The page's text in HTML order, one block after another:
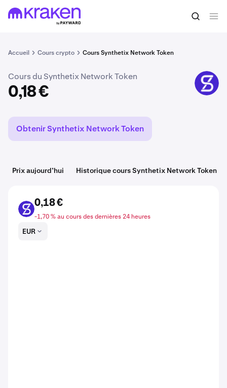
Accueil Cours crypto Cours Synthetix Network Token
0,18 € Acheter du SNX
Cours du Synthetix Network Token
0,18 €
SNX
Obtenir Synthetix Network Token
Prix aujourd’hui Historique cours Synthetix Network Token
SNX
0,18 €
-1,70 % au cours des dernières 24 heures
EUR